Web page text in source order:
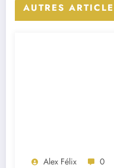
AUTRES
Alex Félix 0